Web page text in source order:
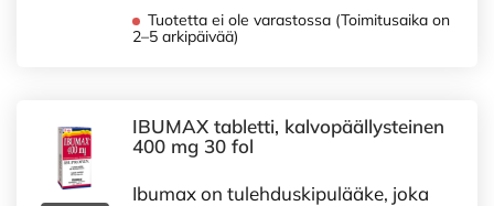
Tuotetta ei ole varastossa (Toimitusaika on
2–5 arkipäivää)
IBUMAX tabletti, kalvopäällysteinen
400 mg 30 fol
Ibumax on tulehduskipulääke, joka